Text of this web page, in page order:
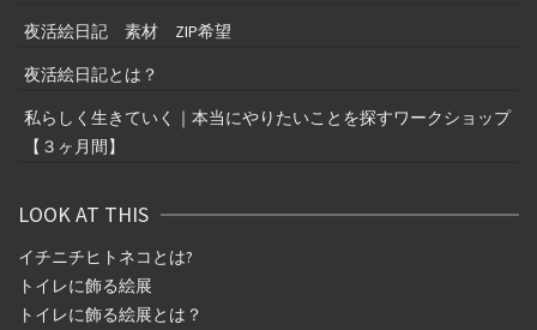
夜活絵日記 素材 ZIP希望
夜活絵日記とは？
私らしく生きていく｜本当にやりたいことを探すワークショップ
【３ヶ月間】
LOOK AT THIS
イチニチヒトネコとは?
トイレに飾る絵展
トイレに飾る絵展とは？